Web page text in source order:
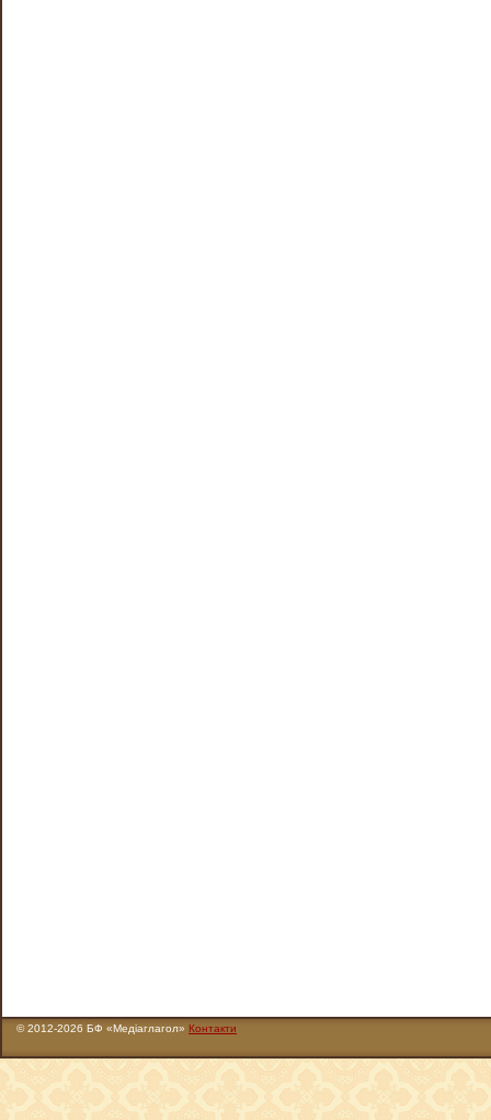
© 2012-2026 БФ «Медіаглагол» Контакти